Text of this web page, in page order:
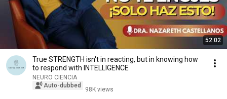
52:02
True STRENGTH isn't in reacting, but in knowing how
to respond with INTELLIGENCE
NEURO CIENCIA
Auto-dubbed
98K views